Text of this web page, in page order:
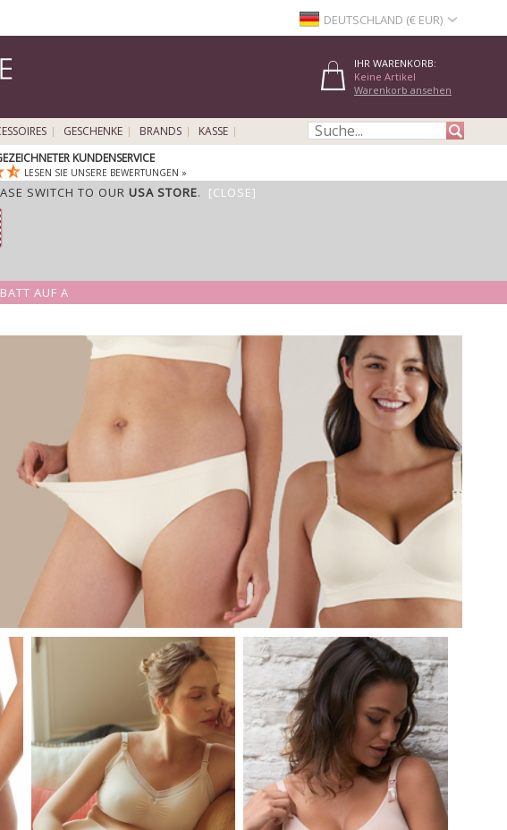
DEUTSCHLAND (€ EUR)
IHR WARENKORB:
Keine Artikel
Warenkorb ansehen
GESCHENKE BRANDS
KASSE
KUNDENSERVICE
LESEN SIE UNSERE BEWERTUNGEN »
SWITCH TO OUR USA STORE. [CLOSE]
AUF A